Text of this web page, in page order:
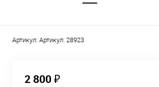
Артикул: Артикул: 28923
2 800 ₽